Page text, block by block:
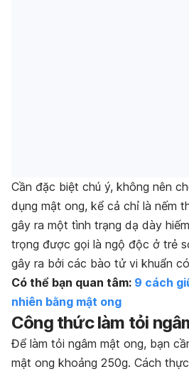
Cần đặc biệt chú ý, không nên
dụng mật ong, kể cả chỉ là nếm
gây ra một tình trạng dạ dày
trọng được gọi là ngộ độc ở trẻ
gây ra bởi các bào tử vi khuẩn
Có thể bạn quan tâm: 9 cách
nhiên bằng mật ong
Công thức làm tỏi
Để làm tỏi ngâm mật ong, bạn
mật ong khoảng 250g. Cách